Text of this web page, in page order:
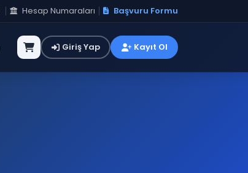
Hesap Numaraları Başvuru Formu
Giriş Yap Kayıt Ol